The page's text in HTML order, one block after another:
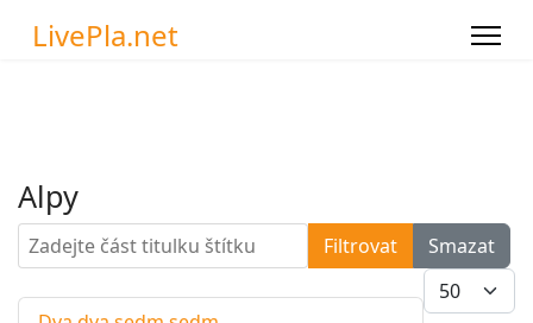
LivePla.net
Alpy
Zadejte část titulku štítku Filtrovat
Smazat
Počet